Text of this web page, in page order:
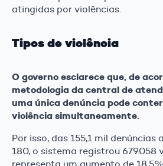
atingidas por violências.
Tipos de violência
O governo esclarece que, de
metodologia da central de
uma única denúncia pode
violência simultaneamente.
Por isso, das 155,1 mil denúncias
180, o sistema registrou 679.058
representa um aumento de